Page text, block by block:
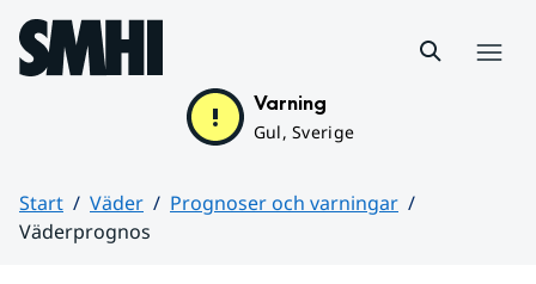
Hoppa till sidans innehåll
Varning
Gul, Sverige
Start Väder
Prognoser och varningar
Väderprognos